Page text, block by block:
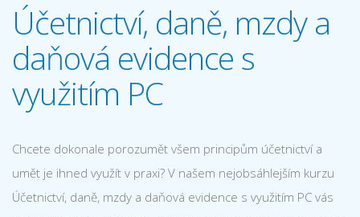
Účetnictví, daně, mzdy a
daňová evidence s
využitím PC
Chcete dokonale porozumět všem principům účetnictví a
umět je ihned využít v praxi? V našem nejobsáhlejším kurzu
Účetnictví, daně, mzdy a daňová evidence s využitím PC vás